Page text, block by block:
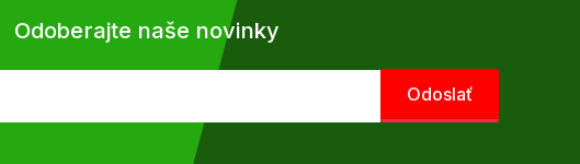
Odoberajte naše novinky